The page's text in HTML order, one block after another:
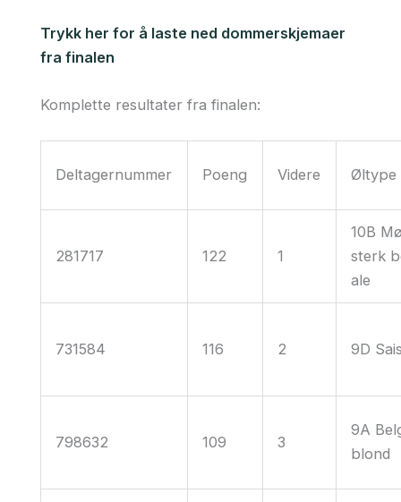
Trykk her for å laste ned dommerskjemaer
fra finalen
Komplette resultater fra finalen:
Deltagernummer Poeng Videre Øltype
281717 122 1
10B
sterk
ale
731584 116 2 9D
798632 109 3
9A
blond